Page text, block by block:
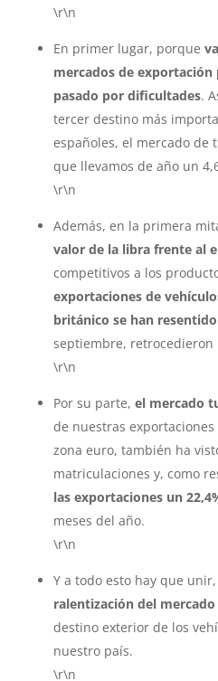
\r\n
En primer lugar, porque
mercados de exportación
pasado por dificultades.
tercer destino más
españoles, el mercado de
que llevamos de año un
\r\n
Además, en la primera
valor de la libra frente al
competitivos a los
exportaciones de
británico se han resentido
septiembre, retrocedieron
\r\n
Por su parte, el mercado
de nuestras
zona euro, también ha
matriculaciones y, como
las exportaciones un
meses del año.
\r\n
Y a todo esto hay que
ralentización del
destino exterior de los
nuestro país.
\r\n